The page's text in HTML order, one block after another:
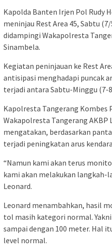
Kapolda Banten Irjen Pol Rudy
meninjau Rest Area 45, Sabtu
didampingi Wakapolresta
Sinambela.
Kegiatan peninjauan ke Rest
antisipasi menghadapi puncak
terjadi antara Sabtu-Minggu (7-
Kapolresta Tangerang Kombes
Wakapolresta Tangerang AKBP
mengatakan, berdasarkan
terjadi peningkatan arus
“Namun kami akan terus
kami akan melakukan langkah-
Leonard.
Leonard menambahkan, hasil
tol masih kategori normal.
sampai dengan 100 meter. Hal
level normal.